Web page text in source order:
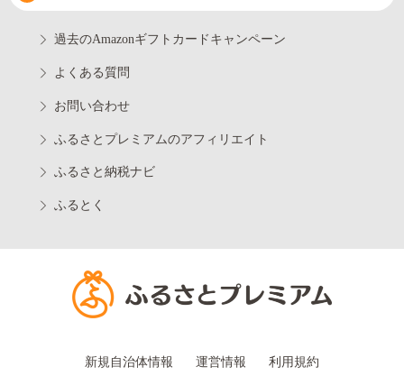
過去のAmazonギフトカードキャンペーン
よくある質問
お問い合わせ
ふるさとプレミアムのアフィリエイト
ふるさと納税ナビ
ふるとく
新規自治体情報 運営情報 利用規約